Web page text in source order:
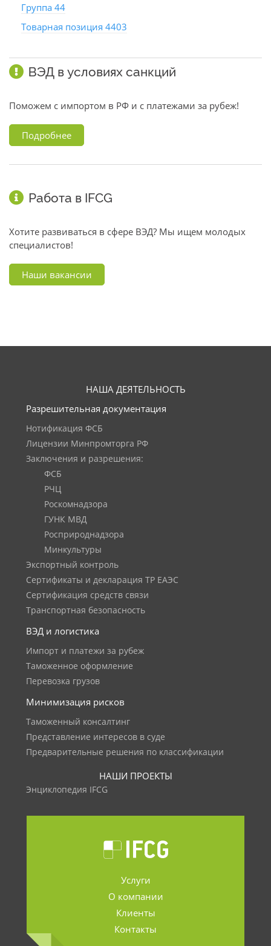
Группа 44
Товарная позиция 4403
ВЭД в условиях санкций
Поможем с импортом в РФ и с платежами за рубеж!
Подробнее
Работа в IFCG
Хотите развиваться в сфере ВЭД? Мы ищем молодых
специалистов!
Наши вакансии
НАША ДЕЯТЕЛЬНОСТЬ
Разрешительная документация
Нотификация ФСБ
Лицензии Минпромторга РФ
Заключения и разрешения:
ФСБ
РЧЦ
Роскомнадзора
ГУНК МВД
Росприроднадзора
Минкультуры
Экспортный контроль
Сертификаты и декларация ТР ЕАЭС
Сертификация средств связи
Транспортная безопасность
ВЭД и логистика
Импорт и платежи за рубеж
Таможенное оформление
Перевозка грузов
Минимизация рисков
Таможенный консалтинг
Представление интересов в суде
Предварительные решения по классификации
НАШИ ПРОЕКТЫ
Энциклопедия IFCG
Услуги
О компании
Клиенты
Контакты